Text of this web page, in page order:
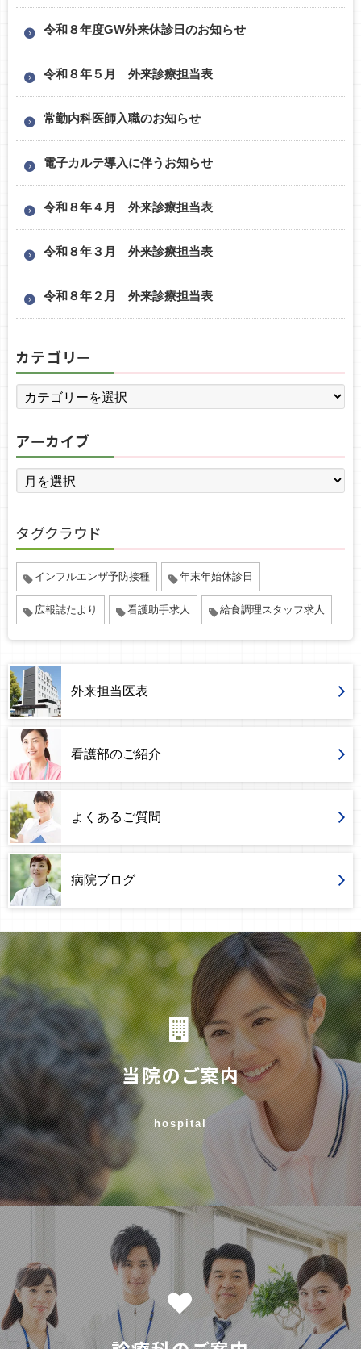
令和８年度GW外来休診日のお知らせ
令和８年５月 外来診療担当表
常勤内科医師入職のお知らせ
電子カルテ導入に伴うお知らせ
令和８年４月 外来診療担当表
令和８年３月 外来診療担当表
令和８年２月 外来診療担当表
カテゴリー
アーカイブ
タグクラウド
インフルエンザ予防接種 年末年始休診日
広報誌たより 看護助手求人 給食調理スタッフ求人
外来担当医表
看護部のご紹介
よくあるご質問
病院ブログ
当院のご案内
hospital